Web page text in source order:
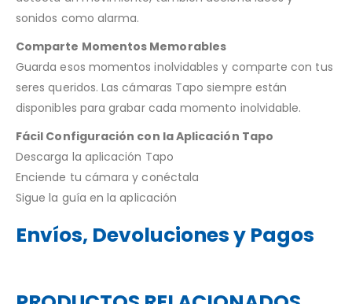
sonidos como alarma.
Comparte Momentos Memorables
Guarda esos momentos inolvidables y comparte con tus
seres queridos. Las cámaras Tapo siempre están
disponibles para grabar cada momento inolvidable.
Fácil Configuración con la Aplicación Tapo
Descarga la aplicación Tapo
Enciende tu cámara y conéctala
Sigue la guía en la aplicación
Envíos, Devoluciones y Pagos